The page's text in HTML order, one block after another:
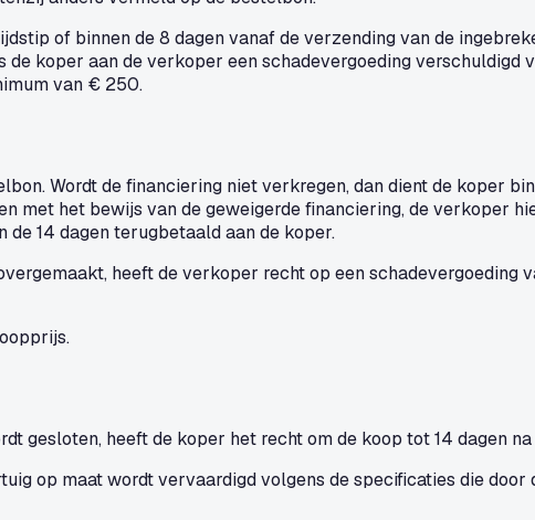
of binnen de 8 dagen vanaf de verzending van de
koper aan de verkoper een schadevergoeding verschuldigd
van € 250.
Wordt de financiering niet verkregen, dan dient de koper
met het bewijs van de geweigerde financiering, de verkoper
14 dagen terugbetaald aan de koper.
heeft de verkoper recht op een schadevergoeding
gesloten, heeft de koper het recht om de koop tot 14 dagen
op maat wordt vervaardigd volgens de specificaties die door